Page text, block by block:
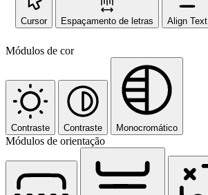
Cursor Espaçamento de letras Align Text
Módulos de cor
Contraste Contraste Monocromático
Módulos de orientação